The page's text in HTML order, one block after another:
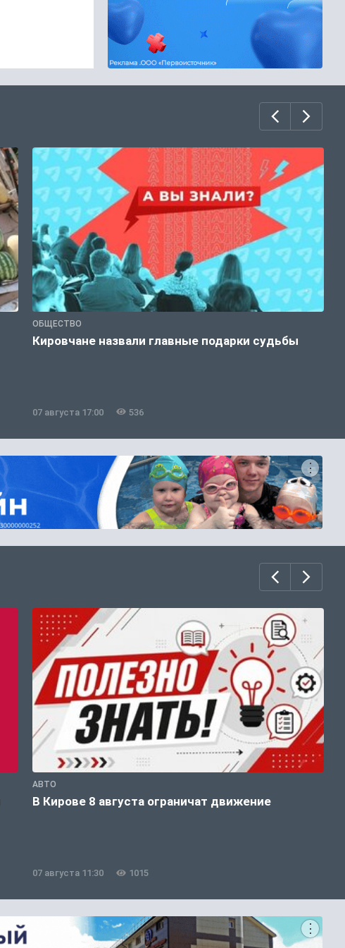
ОБЩЕСТВО
Кировчане назвали главные подарки судьбы
07 августа 17:00 536
АВТО
В Кирове 8 августа ограничат движение
07 августа 11:30 1015